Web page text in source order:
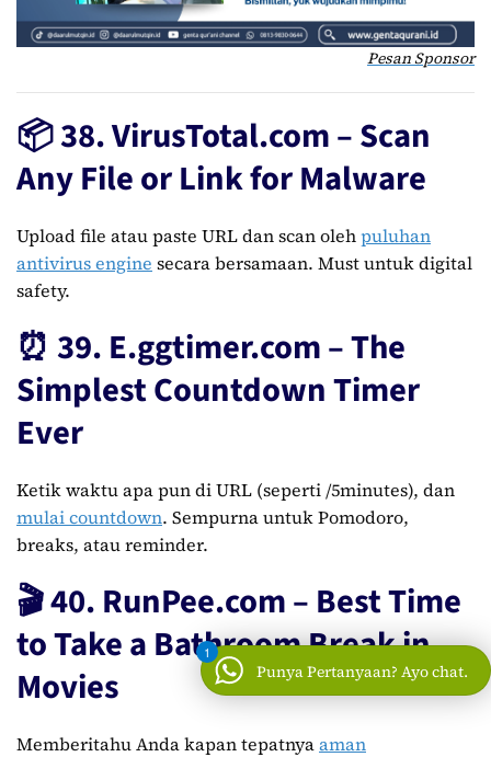
Pesan Sponsor
📦 38. VirusTotal.com – Scan
Any File or Link for Malware
Upload file atau paste URL dan scan olehpuluhan
antivirus engine secara bersamaan. Must untuk digital
safety.
⏰ 39. E.ggtimer.com – The
Simplest Countdown Timer
Ever
Ketik waktu apa pun di URL (seperti /5minutes), dan
mulai countdown. Sempurna untuk Pomodoro,
breaks, atau reminder.
🎬 40. RunPee.com – Best Time
to Take a Bathroom Break in
Movies
Memberitahu Anda kapan tepatnyaaman
Punya Pertanyaan? Ayo chat.
1